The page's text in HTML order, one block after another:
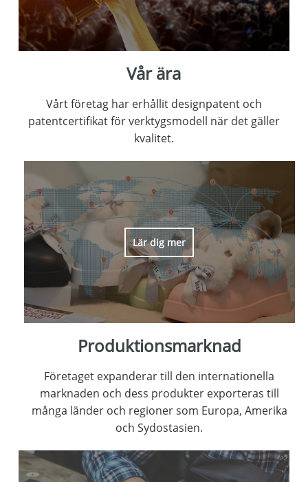
Vår ära
Vårt företag har erhållit designpatent och
patentcertifikat för verktygsmodell när det gäller
kvalitet.
Lär dig mer
Produktionsmarknad
Företaget expanderar till den internationella
marknaden och dess produkter exporteras till
många länder och regioner som Europa, Amerika
och Sydostasien.